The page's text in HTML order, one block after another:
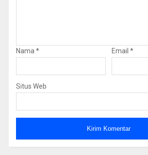
Nama * Email *
Situs Web